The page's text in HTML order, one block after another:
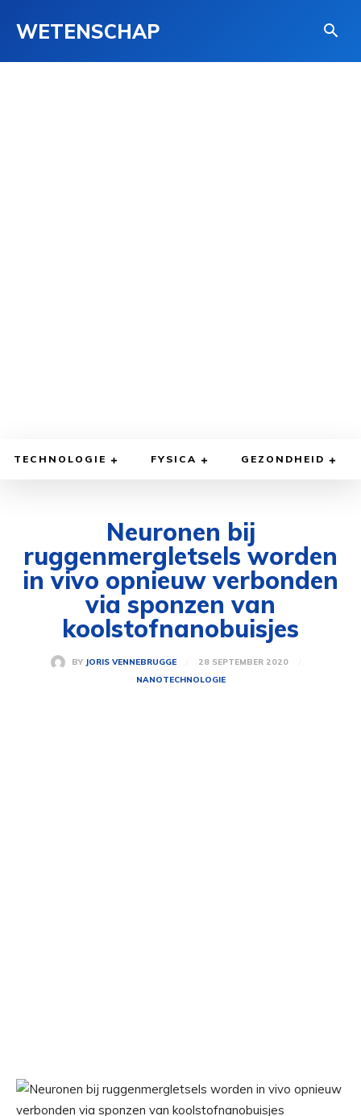
WETENSCHAP
TECHNOLOGIE FYSICA GEZONDHEID
Neuronen bij
ruggenmergletsels worden
in vivo opnieuw verbonden
via sponzen van
koolstofnanobuisjes
BY JORIS VENNEBRUGGE
28 SEPTEMBER 2020
NANOTECHNOLOGIE